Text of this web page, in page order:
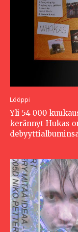
Lööppi
Yli 54 000
kerännyt Hukas